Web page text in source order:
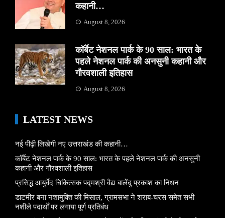
कहानी…
August 8, 2026
कॉर्बेट नेशनल पार्क के 90 साल: भारत के
पहले नेशनल पार्क की अनसुनी कहानी और
गौरवशाली इतिहास
August 8, 2026
LATEST NEWS
नई पीढ़ी लिखेगी नए उत्तराखंड की कहानी…
कॉर्बेट नेशनल पार्क के 90 साल: भारत के पहले नेशनल पार्क की अनसुनी
कहानी और गौरवशाली इतिहास
प्रसिद्ध आयुर्वेद चिकित्सक पद्मश्री वैद्य बालेंदु प्रकाश का निधन
डाटमीर बना नशामुक्ति की मिसाल, ग्रामसभा ने शराब-चरस समेत सभी
नशीले पदार्थों पर लगाया पूर्ण प्रतिबंध